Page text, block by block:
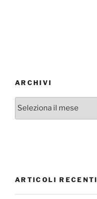
ARCHIVI
Archivi
ARTICOLI RECENTI